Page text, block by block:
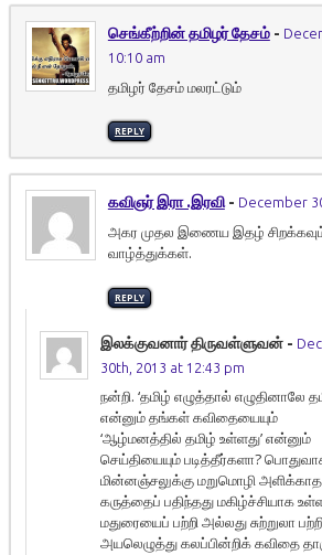
செங்கீற்றின் தமிழர் தேசம் -
10:10 am
தமிழர் தேசம் மலரட்டும்
REPLY
கவிஞர் இரா .இரவி - December
அகர முதல இணைய இதழ் சிறக்கவும்
வாழ்த்துக்கள்.
REPLY
இலக்குவனார் திருவள்ளுவன் -
30th, 2013 at 12:43 pm
நன்றி. ‘தமிழ் எழுத்தால் எழுதினாலே
என்னும் தங்கள் கவிதையையும்
‘ஆழ்மனத்தில் தமிழ் உள்ளது’ என்னும்
செய்தியையும் படித்தீர்களா?
மின்னஞ்சலுக்கு மறுமொழி
கருத்தைப் பதிந்தது மகிழ்ச்சியாக
மதுரையைப் பற்றி அல்லது சுற்றுலா
அயலெழுத்து கலப்பின்றிக் கவிதை